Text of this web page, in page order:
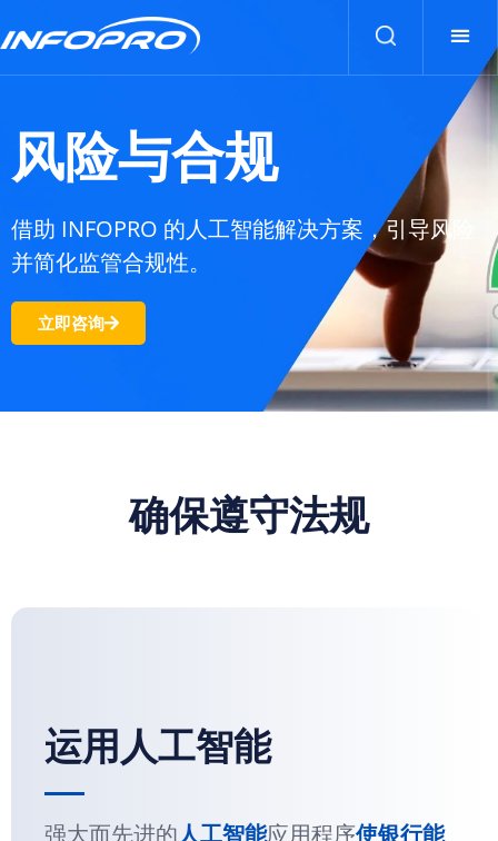
风险与合规
借助 INFOPRO 的人工智能解决方案，引导风险
并简化监管合规性。
立即咨询
确保遵守法规
运用人工智能
强大而先进的人工智能应用程序使银行能